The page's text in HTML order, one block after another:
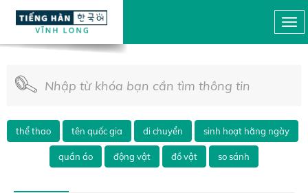
thể thao tên quốc gia di chuyển sinh hoạt hằng ngày
quần áo động vật đồ vật so sánh